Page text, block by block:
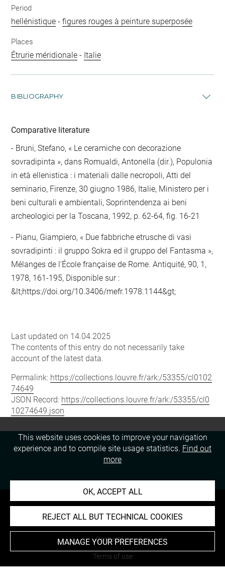
Period
hellénistique -figures rouges à peinture superposée
Places
Étrurie méridionale - Italie
BIBLIOGRAPHY
Comparative literature
- Bruni, Stefano, « Le ceramiche con decorazione
sovradipinta », dans Romualdi, Antonella (dir.), Populonia
in età ellenistica : i materiali dalle necropoli, Atti del
seminario, Firenze, 30 giugno 1986, Italie, Ministero per i
beni culturali e ambientali, Soprintendenza ai beni
archeologici per la Toscana, 1992, p. 62-64, fig. 16-21
- Pianu, Giampiero, « Due fabbriche etrusche di vasi
sovradipinti : il gruppo Sokra ed il gruppo del Fantasma »,
Mélanges de l'École française de Rome. Antiquité, 90, 1,
1978, 161-195, Disponible sur :
&lt;https://doi.org/10.3406/mefr.1978.1144&gt;
Last updated on 14.04.2025
The contents of this entry do not necessarily take
account of the latest data.
Permalink: https://collections.louvre.fr/ark:/53355/cl0102
74649
JSON Record: https://collections.louvre.fr/ark:/53355/cl0
10274649.json
About
Contact Us
Terms of use
This website uses cookies to improve your navigation
experience and to compile site usage statistics. Find out
more
OK, ACCEPT ALL
REJECT ALL BUT TECHNICAL COOKIES
MANAGE YOUR PREFERENCES